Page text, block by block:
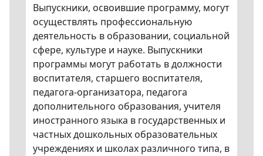
Выпускники, освоившие программу, могут
осуществлять профессиональную
деятельность в образовании, социальной
сфере, культуре и науке. Выпускники
программы могут работать в должности
воспитателя, старшего воспитателя,
педагога-организатора, педагога
дополнительного образования, учителя
иностранного языка в государственных и
частных дошкольных образовательных
учреждениях и школах различного типа, в